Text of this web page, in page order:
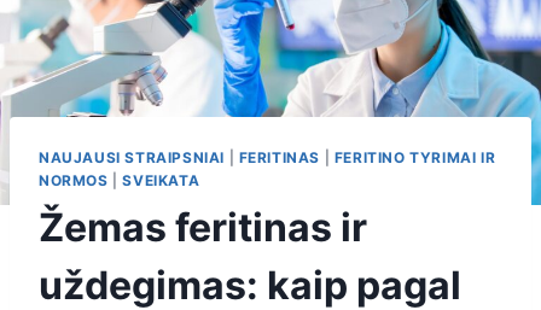
NAUJAUSI STRAIPSNIAI FERITINAS
FERITINO TYRIMAI IR
NORMOS |SVEIKATA
Žemas feritinas ir
uždegimas: kaip pagal